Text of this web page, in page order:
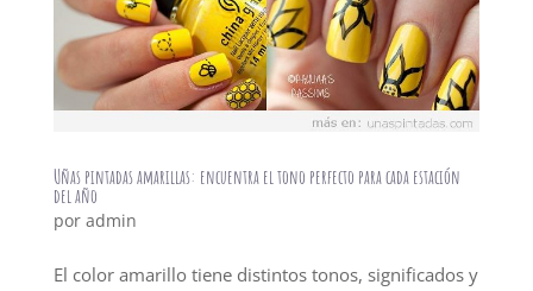
Uñas pintadas amarillas: encuentra el tono perfecto para cada estación
del año
por admin
El color amarillo tiene distintos tonos, significados y